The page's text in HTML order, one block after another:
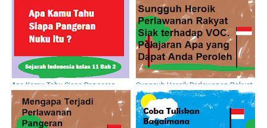
Apa Kamu Tahu Siapa Pangeran
Nuku itu ?
Sungguh Heroik Perlawanan Rakyat
Siak terhadap VOC. Pelajaran Apa
yang Dapat Anda Peroleh